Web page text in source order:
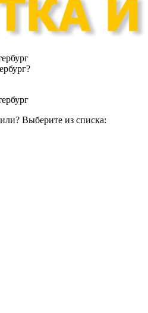
Выберите из списка: